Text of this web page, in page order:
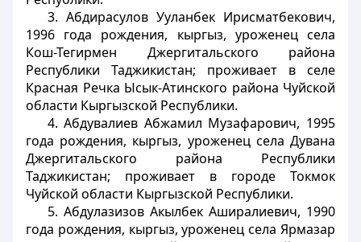
3. Абдирасулов Ууланбек Ирисматбекович,
1996 года рождения, кыргыз, уроженец села
Кош-Тегирмен Джергитальского района
Республики Таджикистан; проживает в селе
Красная Речка Ысык-Атинского района Чуйской
области Кыргызской Республики.
4. Абдувалиев Абжамил Музафарович, 1995
года рождения, кыргыз, уроженец села Дувана
Джергитальского района Республики
Таджикистан; проживает в городе Токмок
Чуйской области Кыргызской Республики.
5. Абдулазизов Акылбек Аширалиевич, 1990
года рождения, кыргыз, уроженец села Ярмазар